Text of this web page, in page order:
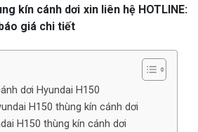
kín cánh dơi xin liên hệ HOTLINE:
giá chi tiết
dơi Hyundai H150
H150 thùng kín cánh dơi
H150 thùng kín cánh dơi